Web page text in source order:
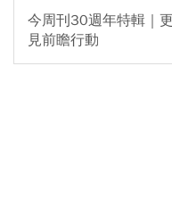
今周刊30週年特輯｜
見前瞻行動